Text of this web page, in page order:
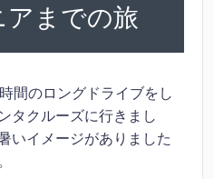
アまでの旅
間のロングドライブをし
タクルーズに行きまし
いイメージがありました